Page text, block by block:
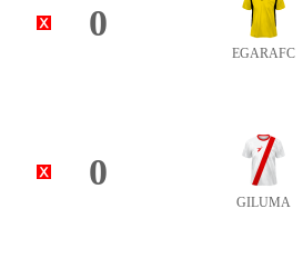
0
EGARAFC
0
GILUMA